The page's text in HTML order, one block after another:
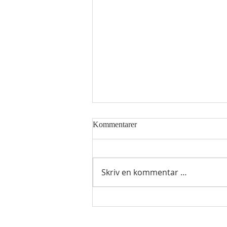
Hellig sky 7.august
Kommentarer
Skriv en kommentar …